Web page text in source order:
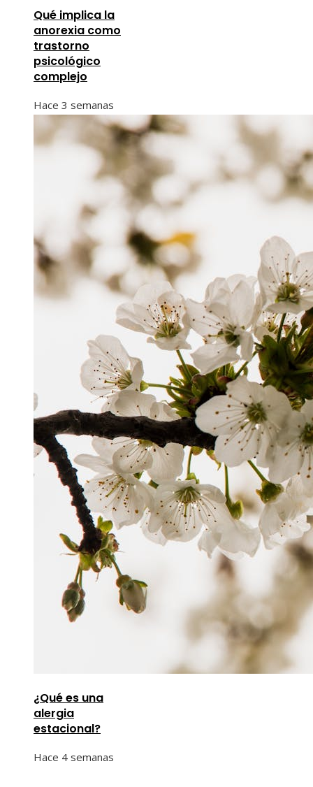
Qué implica la
anorexia como
trastorno
psicológico
complejo
Hace 3 semanas
¿Qué es una
alergia
estacional?
Hace 4 semanas